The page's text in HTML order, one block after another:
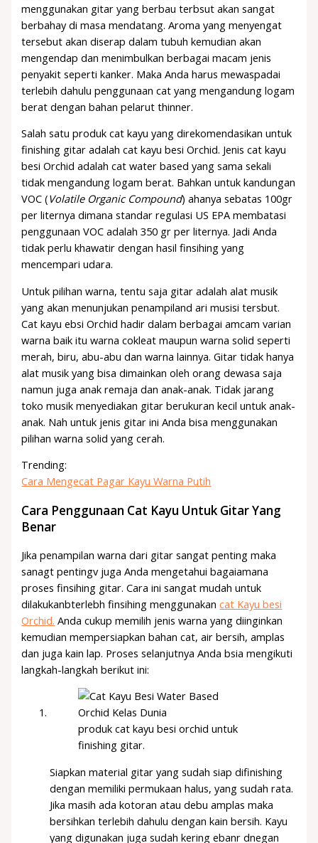
menggunakan gitar yang berbau terbsut akan sangat
berbahay di masa mendatang. Aroma yang menyengat
tersebut akan diserap dalam tubuh kemudian akan
mengendap dan menimbulkan berbagai macam jenis
penyakit seperti kanker. Maka Anda harus mewaspadai
terlebih dahulu penggunaan cat yang mengandung logam
berat dengan bahan pelarut thinner.
Salah satu produk cat kayu yang direkomendasikan untuk
finishing gitar adalah cat kayu besi Orchid. Jenis cat kayu
besi Orchid adalah cat water based yang sama sekali
tidak mengandung logam berat. Bahkan untuk kandungan
VOC (Volatile Organic Compound) ahanya sebatas 100gr
per liternya dimana standar regulasi US EPA membatasi
penggunaan VOC adalah 350 gr per liternya. Jadi Anda
tidak perlu khawatir dengan hasil finsihing yang
mencempari udara.
Untuk pilihan warna, tentu saja gitar adalah alat musik
yang akan menunjukan penampiland ari musisi tersbut.
Cat kayu ebsi Orchid hadir dalam berbagai amcam varian
warna baik itu warna cokleat maupun warna solid seperti
merah, biru, abu-abu dan warna lainnya. Gitar tidak hanya
alat musik yang bisa dimainkan oleh orang dewasa saja
namun juga anak remaja dan anak-anak. Tidak jarang
toko musik menyediakan gitar berukuran kecil untuk anak-
anak. Nah untuk jenis gitar ini Anda bisa menggunakan
pilihan warna solid yang cerah.
Trending:
Cara Mengecat Pagar Kayu Warna Putih
Cara Penggunaan Cat Kayu Untuk Gitar Yang
Benar
Jika penampilan warna dari gitar sangat penting maka
sanagt pentingv juga Anda mengetahui bagaiamana
proses finsihing gitar. Cara ini sangat mudah untuk
dilakukanbterlebh finsihing menggunakancat Kayu besi
Orchid. Anda cukup memilih jenis warna yang diinginkan
kemudian mempersiapkan bahan cat, air bersih, amplas
dan juga kain lap. Proses selanjutnya Anda bsia mengikuti
langkah-langkah berikut ini:
produk cat kayu besi orchid untuk
finishing gitar.
Siapkan material gitar yang sudah siap difinishing
dengan memiliki permukaan halus, yang sudah rata.
Jika masih ada kotoran atau debu amplas maka
bersihkan terlebih dahulu dengan kain bersih. Kayu
yang digunakan juga sudah kering ebanr dnegan